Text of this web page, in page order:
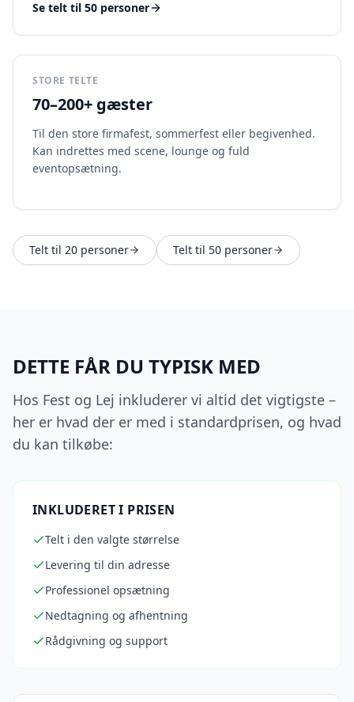
Se telt til 50 personer
STORE TELTE
70–200+ gæster
Til den store firmafest, sommerfest eller begivenhed.
Kan indrettes med scene, lounge og fuld
eventopsætning.
Telt til 20 personer Telt til 50 personer
DETTE FÅR DU TYPISK MED
Hos Fest og Lej inkluderer vi altid det vigtigste –
her er hvad der er med i standardprisen, og hvad
du kan tilkøbe:
INKLUDERET I PRISEN
Telt i den valgte størrelse
Levering til din adresse
Professionel opsætning
Nedtagning og afhentning
Rådgivning og support